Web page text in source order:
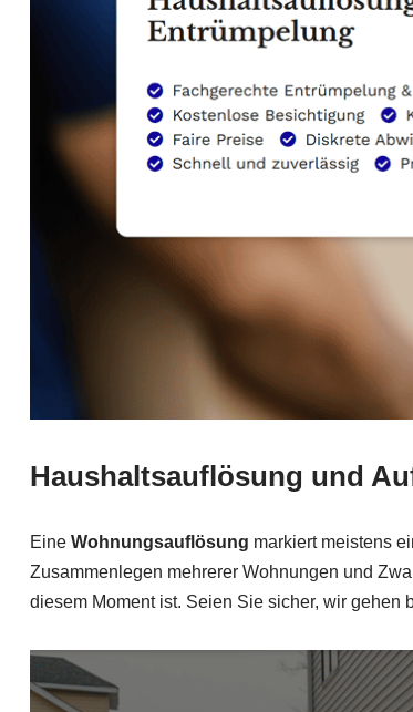
Haushaltsauflösung und
Eine Wohnungsauflösung markiert meistens
Zusammenlegen mehrerer Wohnungen und
diesem Moment ist. Seien Sie sicher, wir gehen